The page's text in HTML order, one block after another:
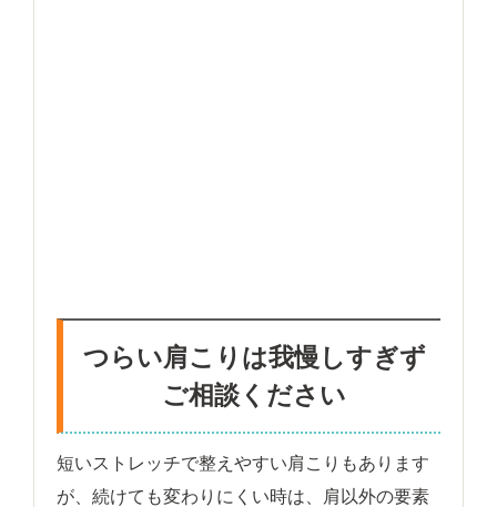
つらい肩こりは我慢しすぎず
ご相談ください
短いストレッチで整えやすい肩こりもあります
が、続けても変わりにくい時は、肩以外の要素